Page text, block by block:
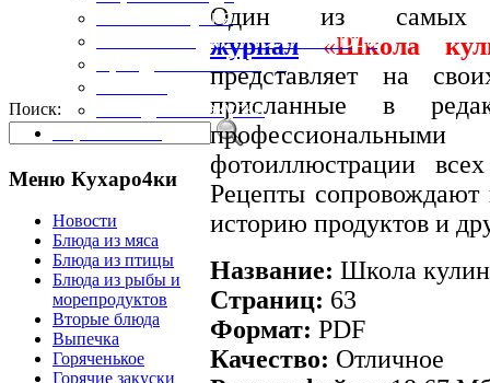
Полевая кухня
Постные и диетические блюда
Праздничные блюда
Холодные закуски
Поиск:
Меню Кухаро4ки
Новости
Блюда из мяса
Блюда из птицы
Блюда из рыбы и
морепродуктов
Вторые блюда
Выпечка
Горяченькое
Горячие закуски
Один из самых
журнал
«Школа
представляет на
присланные в
фотоиллюстрации
Рецепты сопровождают
историю продуктов и
Название: Школа
Страниц: 63
Формат: PDF
Качество: Отличное